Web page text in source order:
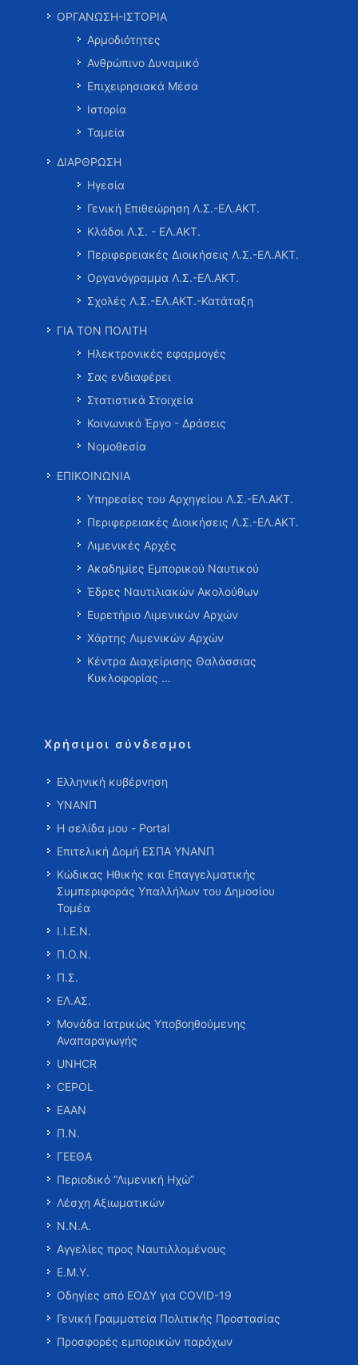
ΟΡΓΑΝΩΣΗ-ΙΣΤΟΡΙΑ
Αρμοδιότητες
Ανθρώπινο Δυναμικό
Επιχειρησιακά Μέσα
Ιστορία
Ταμεία
ΔΙΑΡΘΡΩΣΗ
Ηγεσία
Γενική Επιθεώρηση Λ.Σ.-ΕΛ.ΑΚΤ.
Κλάδοι Λ.Σ. - ΕΛ.ΑΚΤ.
Περιφερειακές Διοικήσεις Λ.Σ.-ΕΛ.ΑΚΤ.
Οργανόγραμμα Λ.Σ.-ΕΛ.ΑΚΤ.
Σχολές Λ.Σ.-ΕΛ.ΑΚΤ.-Κατάταξη
ΓΙΑ ΤΟΝ ΠΟΛΙΤΗ
Ηλεκτρονικές εφαρμογές
Σας ενδιαφέρει
Στατιστικά Στοιχεία
Κοινωνικό Έργο - Δράσεις
Νομοθεσία
ΕΠΙΚΟΙΝΩΝΙΑ
Υπηρεσίες του Αρχηγείου Λ.Σ.-ΕΛ.ΑΚΤ.
Περιφερειακές Διοικήσεις Λ.Σ.-ΕΛ.ΑΚΤ.
Λιμενικές Αρχές
Ακαδημίες Εμπορικού Ναυτικού
Έδρες Ναυτιλιακών Ακολούθων
Ευρετήριο Λιμενικών Αρχών
Χάρτης Λιμενικών Αρχών
Κέντρα Διαχείρισης Θαλάσσιας
Κυκλοφορίας …
Χρήσιμοι σύνδεσμοι
Ελληνική κυβέρνηση
ΥΝΑΝΠ
Η σελίδα μου - Portal
Επιτελική Δομή ΕΣΠΑ ΥΝΑΝΠ
Κώδικας Ηθικής και Επαγγελματικής
Συμπεριφοράς Υπαλλήλων του Δημοσίου
Τομέα
Ι.Ι.Ε.Ν.
Π.Ο.Ν.
Π.Σ.
ΕΛ.ΑΣ.
Μονάδα Ιατρικώς Υποβοηθούμενης
Αναπαραγωγής
UNHCR
CEPOL
ΕΑΑΝ
Π.Ν.
ΓΕΕΘΑ
Περιοδικό “Λιμενική Ηχώ”
Λέσχη Αξιωματικών
Ν.Ν.Α.
Αγγελίες προς Ναυτιλλομένους
Ε.Μ.Υ.
Οδηγίες από ΕΟΔΥ για COVID-19
Γενική Γραμματεία Πολιτικής Προστασίας
Προσφορές εμπορικών παρόχων